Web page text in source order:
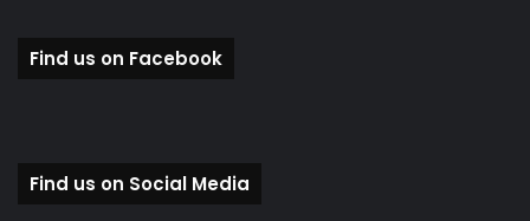
Find us on Facebook
Find us on Social Media